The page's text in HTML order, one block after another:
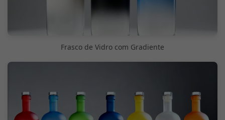
Frasco de Vidro com Gradiente